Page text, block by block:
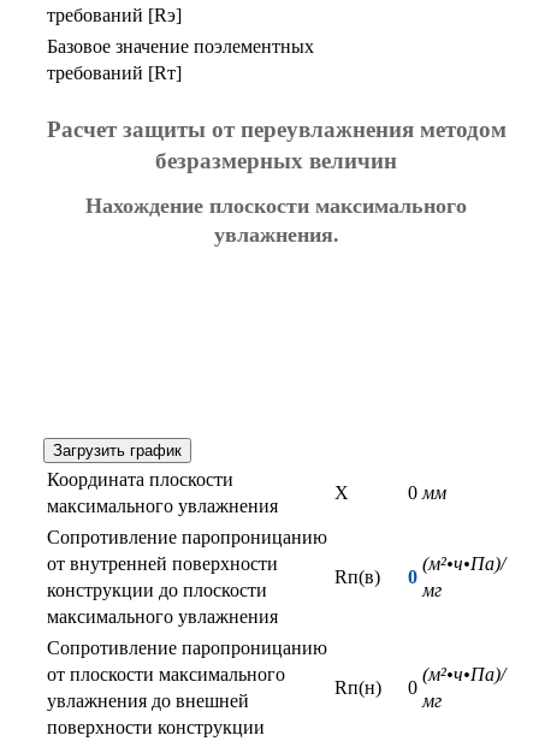
требований [Rэ]
Базовое значение поэлементных
требований [Rт]
Расчет защиты от переувлажнения методом
безразмерных величин
Нахождение плоскости максимального
увлажнения.
Загрузить график
Координата плоскости
максимального увлажнения
X 0 мм
Сопротивление паропроницанию
от внутренней поверхности
конструкции до плоскости
максимального увлажнения
Rп(в) 0
(м²•ч•Па)/
мг
Сопротивление паропроницанию
от плоскости максимального
увлажнения до внешней
поверхности конструкции
Rп(н) 0
(м²•ч•Па)/
мг